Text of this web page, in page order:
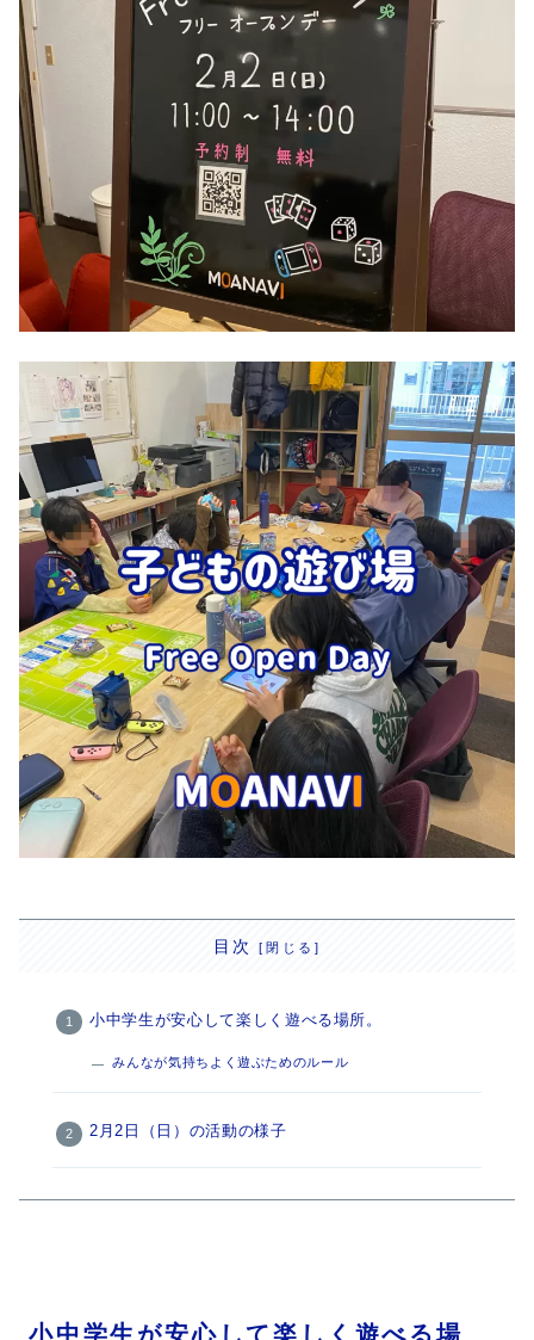
目次
小中学生が安心して楽しく遊べる場所。
みんなが気持ちよく遊ぶためのルール
2月2日（日）の活動の様子
小中学生が安心して楽しく遊べる場